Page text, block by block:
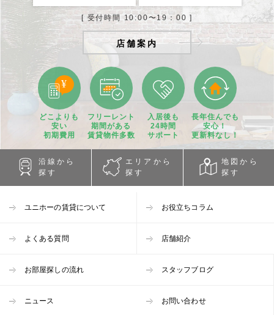
[ 受付時間 10:00〜19：00 ]
店舗案内
どこよりも
安い
初期費用
フリーレント
期間がある
賃貸物件多数
入居後も
24時間
サポート
長年住んでも
安心！
更新料なし！
沿線から
探す
エリアから
探す
地図から
探す
ユニホーの賃貸について お役立ちコラム
よくある質問 店舗紹介
お部屋探しの流れ スタッフブログ
ニュース お問い合わせ